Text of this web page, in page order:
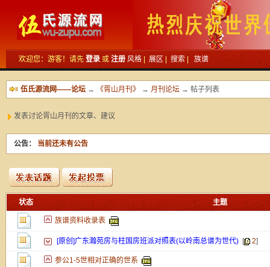
欢迎您：游客！请先 登录 或 注册 风格 展区 搜索 族谱
伍氏源流网——论坛 → 《胥山月刊》 → 月刊论坛 → 帖子列表
发表讨论胥山月刊的文章、建议
公告： 当前还未有公告
新的主题
投票帖
新小字报
状态 主题
族谱资料收录表
[原创]广东瀚苑房与柱国房班派对照表(以岭南总谱为世代) [ 2]
参公1-5世相对正确的世系